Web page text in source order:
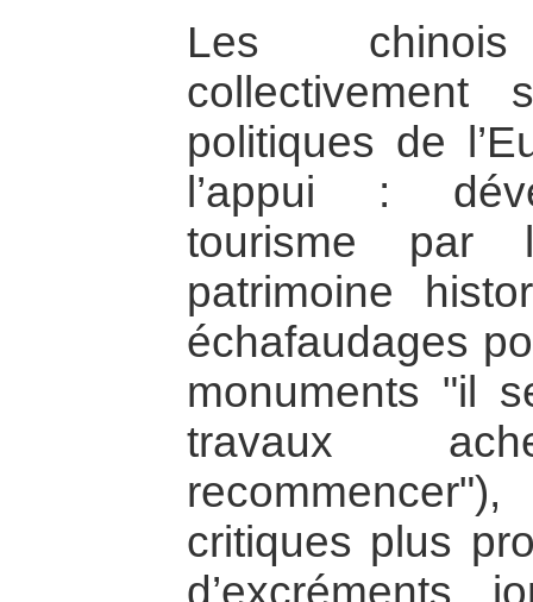
Les
collectivement
politiques de
l’appui :
tourisme par
patrimoine
échafaudages
monuments "il
travaux
critiques plus
d’excréments